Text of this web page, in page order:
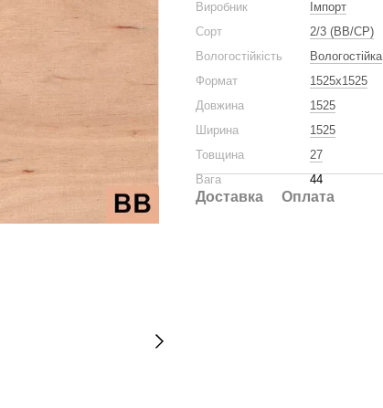
Виробник
Імпорт
Сорт
2/3 (BB/CP)
Вологостійкість
Вологостійка
Формат
1525x1525
Довжина
1525
Ширина
1525
Товщина
27
Вага
44
Доставка Оплата